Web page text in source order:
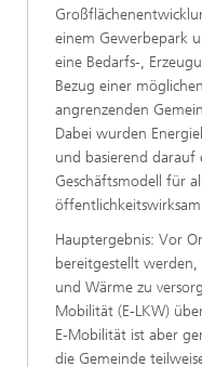
einem Gewerbepark
eine Bedarfs-,
Bezug einer
angrenzenden
Dabei wurden
und basierend darauf
Geschäftsmodell für
Hauptergebnis: Vor
bereitgestellt
und Wärme zu
Mobilität (E-LKW)
E-Mobilität ist aber
die Gemeinde